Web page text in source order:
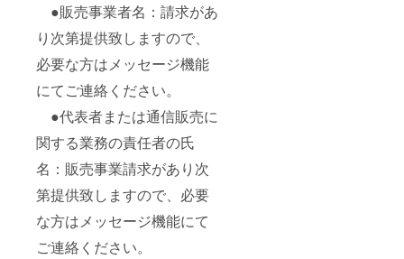
●販売事業者名：請求があ
り次第提供致しますので、
必要な方はメッセージ機能
にてご連絡ください。
●代表者または通信販売に
関する業務の責任者の氏
名：販売事業請求があり次
第提供致しますので、必要
な方はメッセージ機能にて
ご連絡ください。